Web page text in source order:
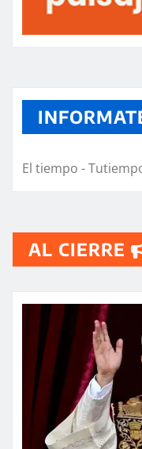
El tiempo -
AL CIERRE